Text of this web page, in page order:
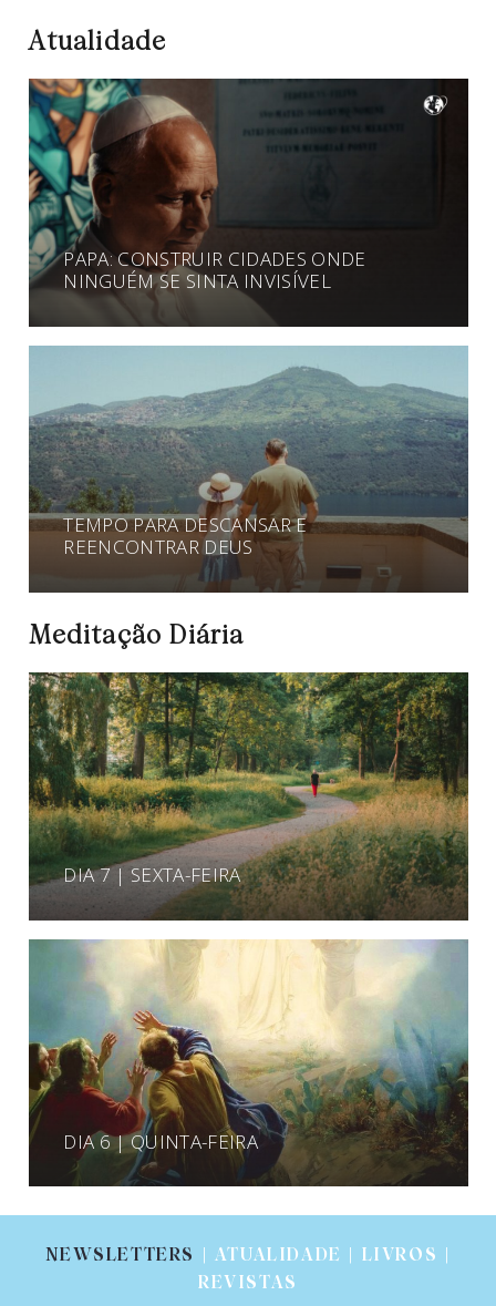
Atualidade
PAPA: CONSTRUIR CIDADES ONDE
NINGUÉM SE SINTA INVISÍVEL
TEMPO PARA DESCANSAR E
REENCONTRAR DEUS
Meditação Diária
DIA 7 | SEXTA-FEIRA
DIA 6 | QUINTA-FEIRA
NEWSLETTERS
| ATUALIDADE | LIVROS |
REVISTAS